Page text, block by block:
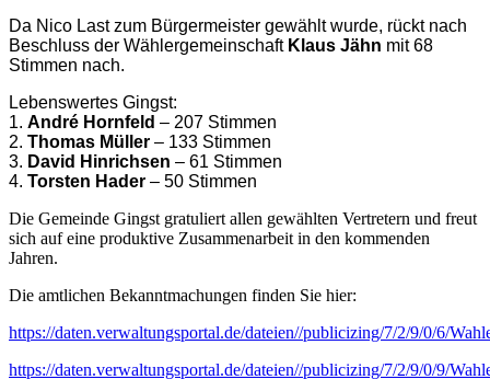
Da Nico Last zum Bürgermeister gewählt wurde, rückt nach
Beschluss der Wählergemeinschaft Klaus Jähn mit 68
Stimmen nach.
Lebenswertes Gingst:
1. André Hornfeld – 207 Stimmen
2. Thomas Müller – 133 Stimmen
3. David Hinrichsen – 61 Stimmen
4. Torsten Hader – 50 Stimmen
Die Gemeinde Gingst gratuliert allen gewählten Vertretern und freut
sich auf eine produktive Zusammenarbeit in den kommenden
Jahren.
Die amtlichen Bekanntmachungen finden Sie hier:
https://daten.verwaltungsportal.de/dateien//publicizing/7/2/9/0/6/
https://daten.verwaltungsportal.de/dateien//publicizing/7/2/9/0/9/